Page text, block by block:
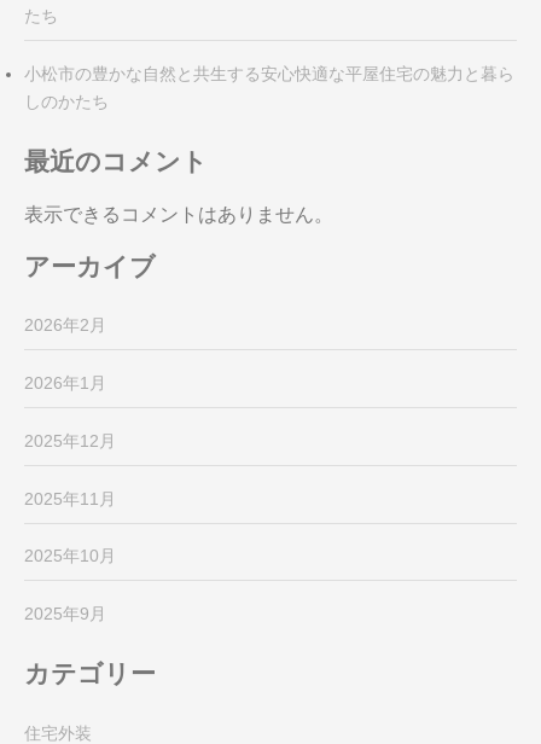
たち
小松市の豊かな自然と共生する安心快適な平屋住宅の魅力と暮ら
しのかたち
最近のコメント
表示できるコメントはありません。
アーカイブ
2026年2月
2026年1月
2025年12月
2025年11月
2025年10月
2025年9月
カテゴリー
住宅外装